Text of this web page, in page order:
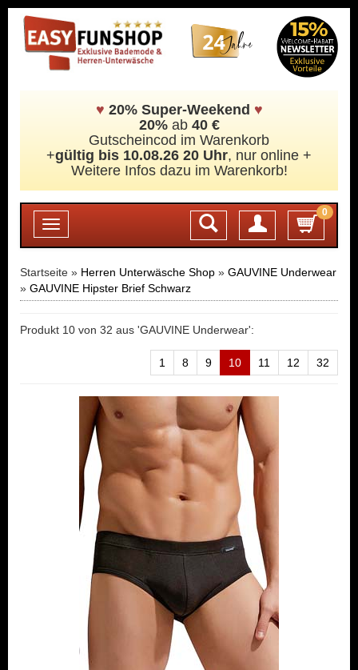
♥ 20% Super-Weekend ♥
20%ab 40 €
Gutscheincod im Warenkorb
+gültig bis 10.08.26 20 Uhr, nur online +
Weitere Infos dazu im Warenkorb!
Toggle
navigation
0
Login
Startseite » Herren Unterwäsche Shop » GAUVINE Underwear
» GAUVINE Hipster Brief Schwarz
Produkt 10 von 32 aus 'GAUVINE Underwear':
1 8 9 10 11 12 32